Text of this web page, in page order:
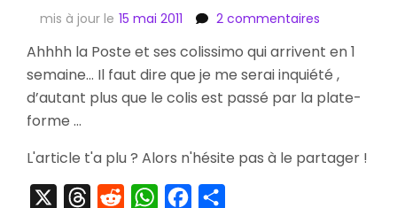
mis à jour le 15 mai 2011 2 commentaires
Undake
30
,
Samurai
Cellulos
Ahhhh la Poste et ses colissimo qui arrivent en 1
semaine… Il faut dire que je me serai inquiété ,
d’autant plus que le colis est passé par la plate-
forme …
L'article t'a plu ? Alors n'hésite pas à le partager !
ThreadsRedditWhatsAppFacebook